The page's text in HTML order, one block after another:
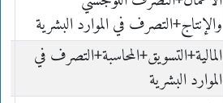
والإنتاج+التصرف في الموارد البشرية
المالية+التسويق+المحاسبة+التصرف في
الموارد البشرية